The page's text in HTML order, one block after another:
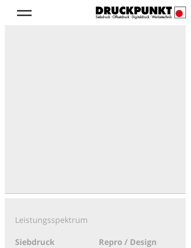
Leistungsspektrum
Siebdruck
Repro / Design